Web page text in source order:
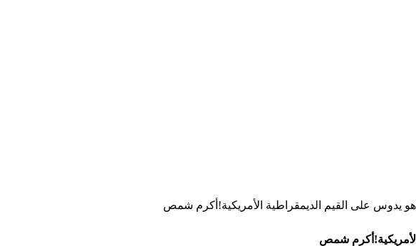
يدوس على القيم الديمقراطية الأمريكية!أكرم شمص
شمص